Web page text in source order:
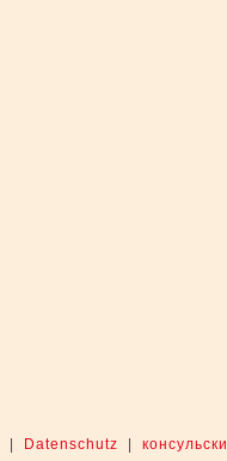
Datenschutz